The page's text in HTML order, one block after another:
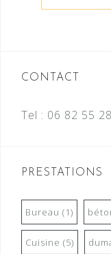
CONTACT
Tel : 06 82 55
PRESTATIONS
Bureau (1)
Cuisine (5)